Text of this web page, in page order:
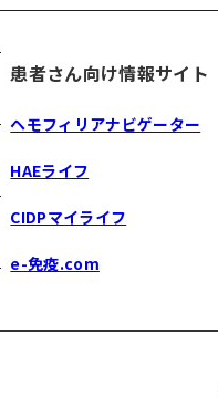
患者さん向け情報サイト
ヘモフィリアナビゲーター
HAEライフ
CIDPマイライフ
e-免疫.com